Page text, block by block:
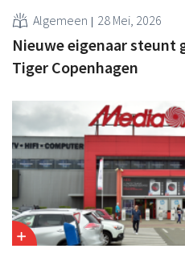
Algemeen 28 Mei, 2026
Nieuwe eigenaar steunt
Tiger Copenhagen